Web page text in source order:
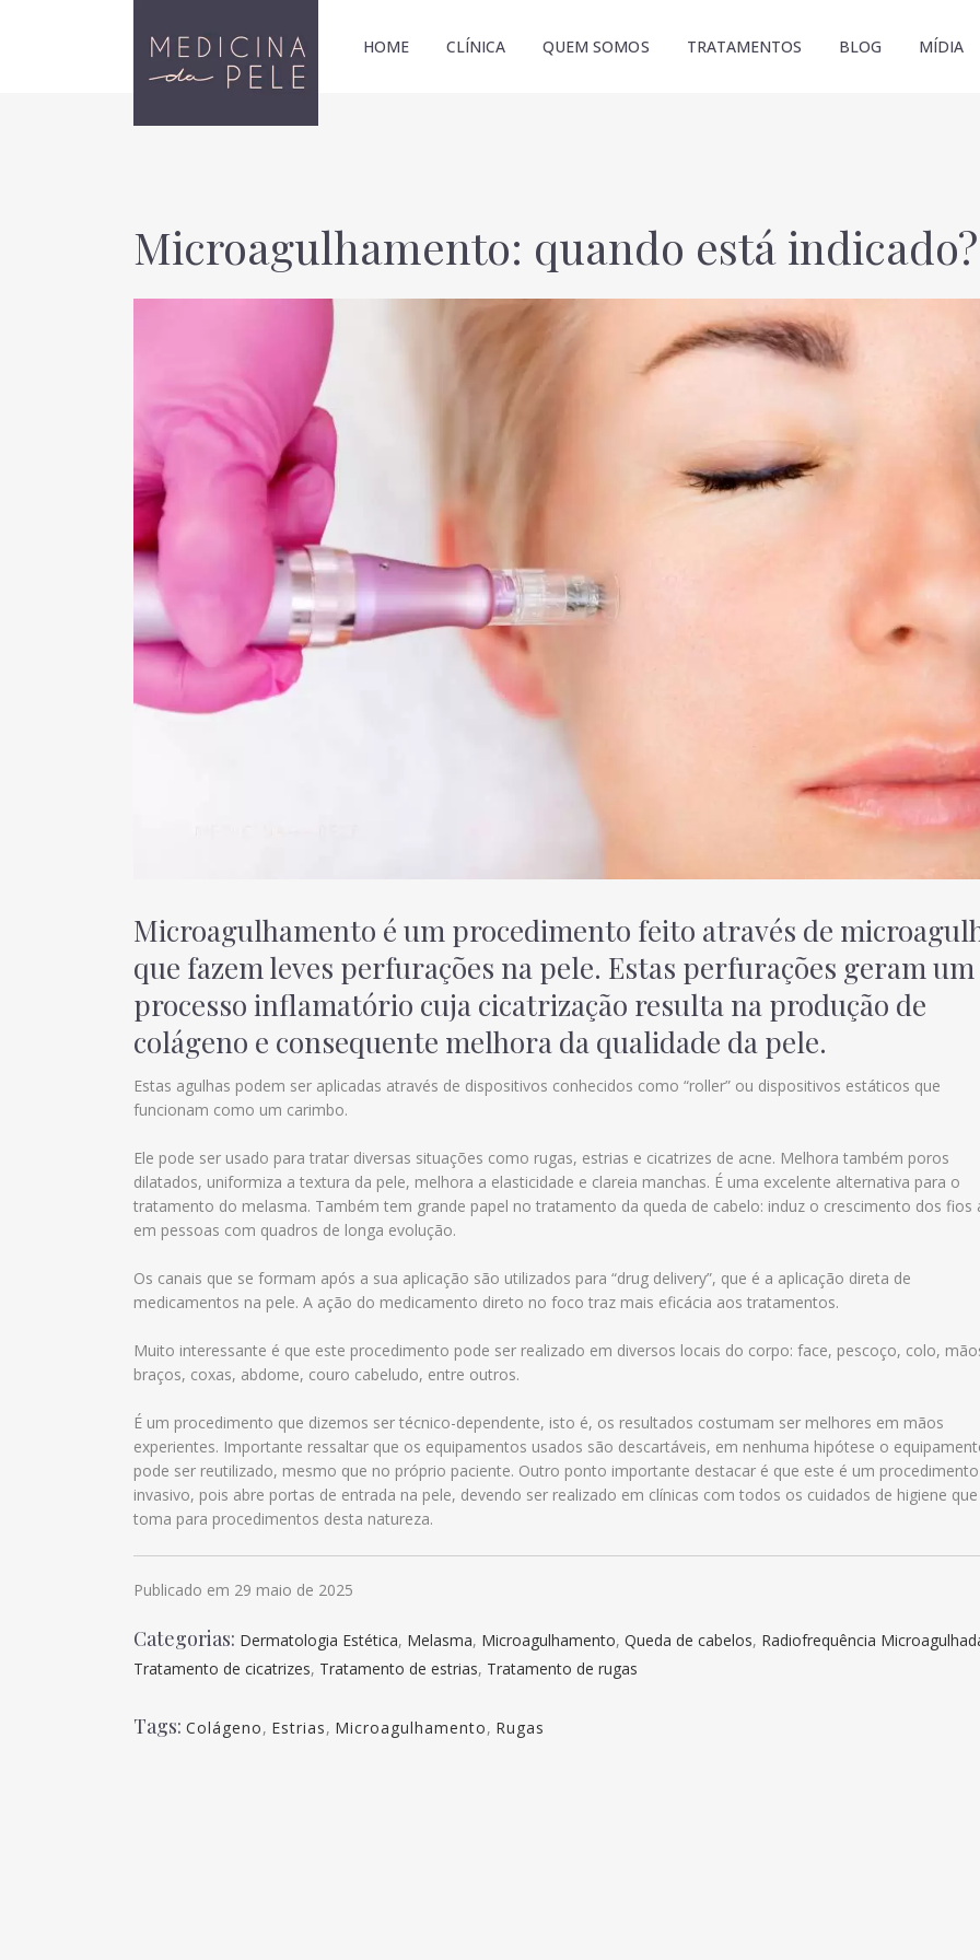
HOME CLÍNICA QUEM SOMOS TRATAMENTOS BLOG MÍDIA
Microagulhamento: quando está indicado?
Microagulhamento é um procedimento feito através de
que fazem leves perfurações na pele. Estas perfurações geram um
processo inflamatório cuja cicatrização resulta na produção de
colágeno e consequente melhora da qualidade da pele.
Estas agulhas podem ser aplicadas através de dispositivos conhecidos como “roller” ou dispositivos estáticos que
funcionam como um carimbo.
Ele pode ser usado para tratar diversas situações como rugas, estrias e cicatrizes de acne. Melhora também poros
dilatados, uniformiza a textura da pele, melhora a elasticidade e clareia manchas. É uma excelente alternativa para o
tratamento do melasma. Também tem grande papel no tratamento da queda de cabelo: induz o crescimento dos fios
em pessoas com quadros de longa evolução.
Os canais que se formam após a sua aplicação são utilizados para “drug delivery”, que é a aplicação direta de
medicamentos na pele. A ação do medicamento direto no foco traz mais eficácia aos tratamentos.
Muito interessante é que este procedimento pode ser realizado em diversos locais do corpo: face, pescoço, colo,
braços, coxas, abdome, couro cabeludo, entre outros.
É um procedimento que dizemos ser técnico-dependente, isto é, os resultados costumam ser melhores em mãos
experientes. Importante ressaltar que os equipamentos usados são descartáveis, em nenhuma hipótese o
pode ser reutilizado, mesmo que no próprio paciente. Outro ponto importante destacar é que este é um procedimento
invasivo, pois abre portas de entrada na pele, devendo ser realizado em clínicas com todos os cuidados de higiene
toma para procedimentos desta natureza.
Publicado em 29 maio de 2025
Categorias: Dermatologia Estética, Melasma, Microagulhamento, Queda de cabelos, Radiofrequência
Tratamento de cicatrizes, Tratamento de estrias, Tratamento de rugas
Tags: Colágeno, Estrias, Microagulhamento, Rugas